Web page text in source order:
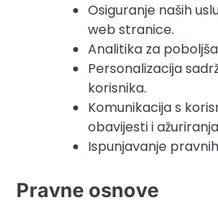
Osiguranje naših
web stranice.
Analitika za
Personalizacija
korisnika.
Komunikacija s
obavijesti i
Ispunjavanje
Pravne osnove